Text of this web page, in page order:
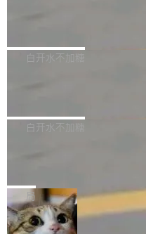
自研的多个文生3D和...
整性保护。效果是：吞吐量提
让语音识别不再只是听清，而
w 不要求标准普通话，方言识
新和少量网页兼容性修复版本
容提供的字体时出现的几个问
质的最低采样率）的音频格式
SS 圆角虚线样式中可能存在的
的图像元素不在同一个子树中
白开水不加糖
发布的 Release Notes，他利
最强的若干项。对于尚未正式
通过拉取过去一年内（从 PG
至今）的所有 commit，同样
白开水不加糖
维护工作一直与我的日常工作
和休闲娱乐竞争时间。" 这是
ebastian Pipping 写在博客里
局
Firefox 153.0.3 发布